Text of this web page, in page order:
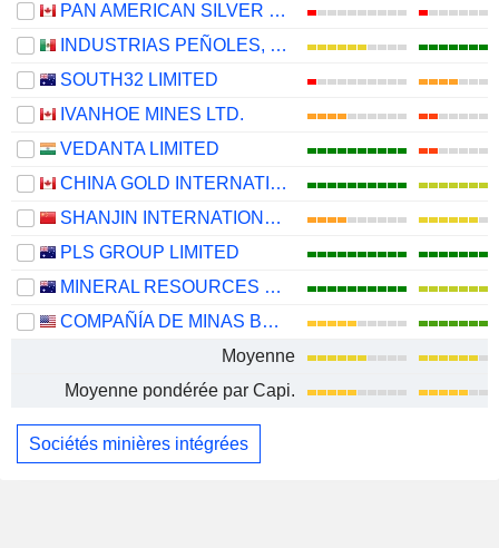
PAN AMERICAN SILVER CORP.
INDUSTRIAS PEÑOLES, S.A.B. DE C.V.
SOUTH32 LIMITED
IVANHOE MINES LTD.
VEDANTA LIMITED
CHINA GOLD INTERNATIONAL RESOURCES CORP. LTD.
SHANJIN INTERNATIONAL GOLD CO., LTD.
PLS GROUP LIMITED
MINERAL RESOURCES LIMITED
COMPAÑÍA DE MINAS BUENAVENTURA S.A.A.
Moyenne
Moyenne pondérée par Capi.
Sociétés minières intégrées